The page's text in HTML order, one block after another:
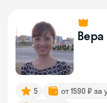
Вера
5 от 1590 ₽ за